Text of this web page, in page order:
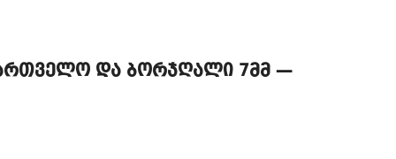
და ბორჯღალი 7მმ —